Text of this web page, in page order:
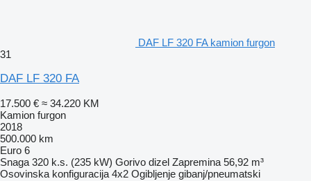
DAF LF 320 FA kamion furgon
31
DAF LF 320 FA
17.500 € ≈ 34.220 KM
Kamion furgon
2018
500.000 km
Euro 6
Snaga 320 k.s. (235 kW) Gorivo dizel Zapremina 56,92 m³
Osovinska konfiguracija 4x2 Ogibljenje gibanj/pneumatski